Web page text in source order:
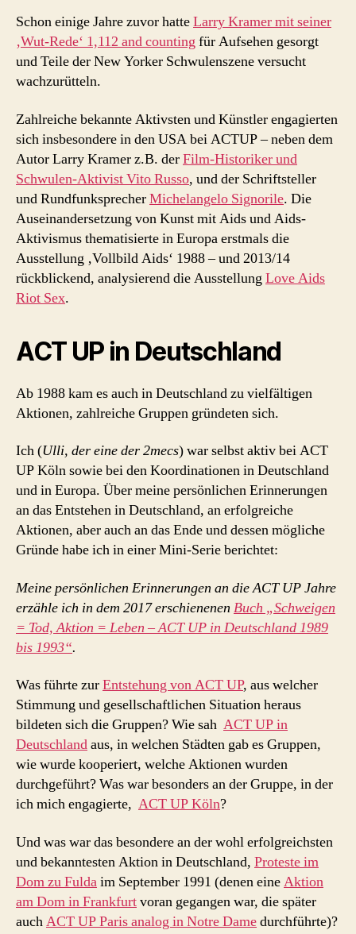
Schon einige Jahre zuvor hatteLarry Kramer mit seiner
‚Wut-Rede‘ 1,112 and countingfür Aufsehen gesorgt
und Teile der New Yorker Schwulenszene versucht
wachzurütteln.
Zahlreiche bekannte Aktivsten und Künstler engagierten
sich insbesondere in den USA bei ACTUP – neben dem
Autor Larry Kramer z.B. derFilm-Historiker und
Schwulen-Aktivist Vito Russo, und der Schriftsteller
und RundfunksprecherMichelangelo Signorile. Die
Auseinandersetzung von Kunst mit Aids und Aids-
Aktivismus thematisierte in Europa erstmals die
Ausstellung ‚Vollbild Aids‘ 1988 – und 2013/14
rückblickend, analysierend die AusstellungLove Aids
Riot Sex.
ACT UP in Deutschland
Ab 1988 kam es auch in Deutschland zu vielfältigen
Aktionen, zahlreiche Gruppen gründeten sich.
Ich (Ulli, der eine der 2mecs) war selbst aktiv bei ACT
UP Köln sowie bei den Koordinationen in Deutschland
und in Europa. Über meine persönlichen Erinnerungen
an das Entstehen in Deutschland, an erfolgreiche
Aktionen, aber auch an das Ende und dessen mögliche
Gründe habe ich in einer Mini-Serie berichtet:
Meine persönlichen Erinnerungen an die ACT UP Jahre
erzähle ich in dem 2017 erschienenen Buch „Schweigen
= Tod, Aktion = Leben – ACT UP in Deutschland 1989
bis 1993“.
Was führte zurEntstehung von ACT UP, aus welcher
Stimmung und gesellschaftlichen Situation heraus
bildeten sich die Gruppen? Wie sah ACT UP in
Deutschlandaus, in welchen Städten gab es Gruppen,
wie wurde kooperiert, welche Aktionen wurden
durchgeführt? Was war besonders an der Gruppe, in der
ich mich engagierte, ACT UP Köln?
Und was war das besondere an der wohl erfolgreichsten
und bekanntesten Aktion in Deutschland, Proteste im
Dom zu Fuldaim September 1991 (denen eineAktion
am Dom in Frankfurtvoran gegangen war, die später
auchACT UP Paris analog in Notre Damedurchführte)?